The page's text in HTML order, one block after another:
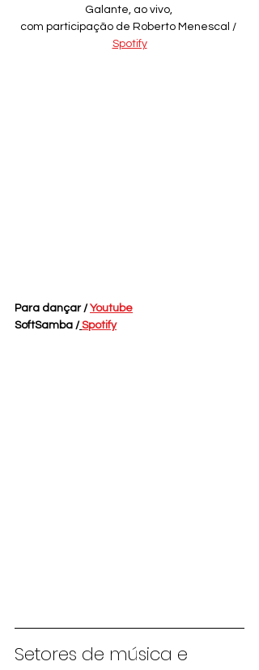
Galante, ao vivo,
com participação de Roberto Menescal /
Spotify
Para dançar / Youtube
SoftSamba / Spotify
Setores de música e